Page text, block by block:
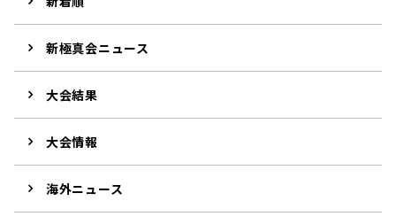
新極真会ニュース
大会結果
大会情報
海外ニュース